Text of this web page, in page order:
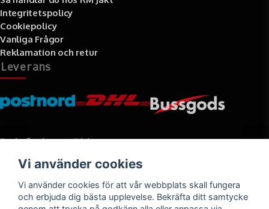
Integritetspolicy
Cookiepolicy
Vanliga Frågor
Reklamation och retur
Leverans
Betalningssätt
Vi använder cookies
Vi använder cookies för att vår webbplats skall fungera
och erbjuda dig bästa upplevelse. Bekräfta ditt samtycke